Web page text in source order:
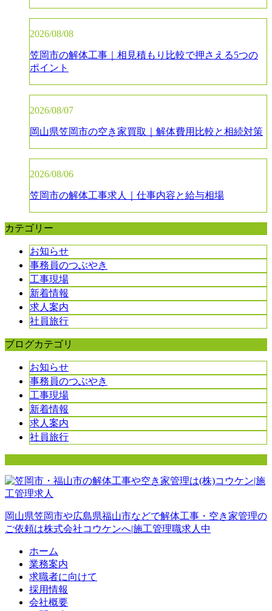
2026/08/08
笠岡市の解体工事｜相見積もり比較で押さえる5つの
ポイント
2026/08/07
岡山県笠岡市の空き家買取｜解体費用比較と相続対策
2026/08/06
笠岡市の解体工事求人｜仕事内容と給与相場
カテゴリー
お知らせ
事務員のつぶやき
工事現場
新着情報
求人案内
社員旅行
ブログカテゴリ
お知らせ
事務員のつぶやき
工事現場
新着情報
求人案内
社員旅行
岡山県笠岡市や広島県福山市などで解体工事・空き家管理の
ご依頼は株式会社コウケンへ|施工管理職求人中
ホーム
業務案内
求職者に向けて
採用情報
会社概要